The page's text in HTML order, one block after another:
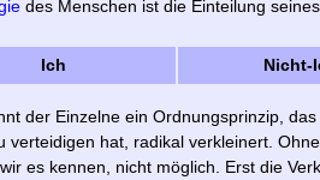
des Menschen ist die Einteilung
Ich
Nicht-
der Einzelne ein Ordnungsprinzip,
verteidigen hat, radikal verkleinert.
es kennen, nicht möglich. Erst die